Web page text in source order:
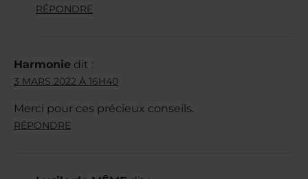
RÉPONDRE
Harmonie dit :
3 MARS 2022 À 16H40
Merci pour ces précieux conseils.
RÉPONDRE